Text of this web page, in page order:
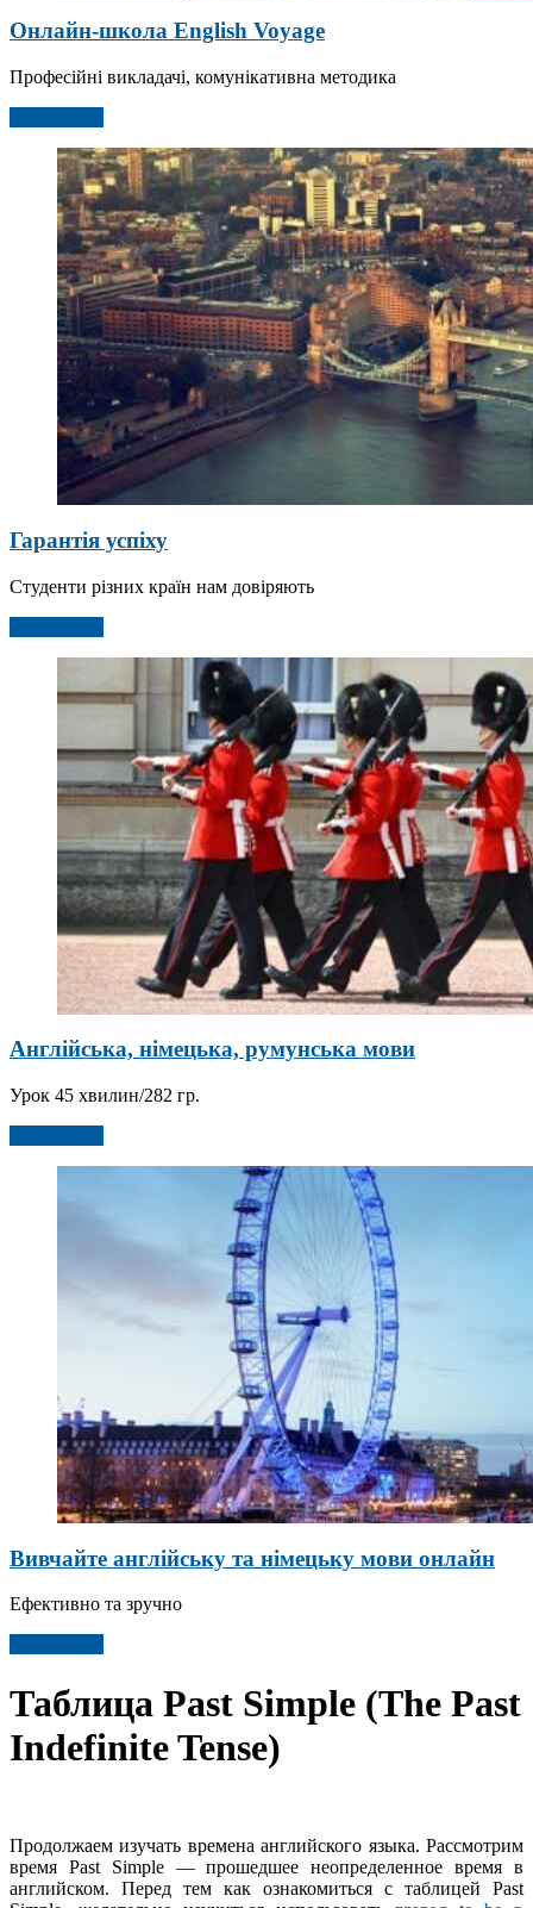
Онлайн-школа English Voyage
Професійні викладачі, комунікативна методика
Гарантія успіху
Студенти різних країн нам довіряють
Англійська, німецька, румунська мови
Урок 45 хвилин/282 гр.
Вивчайте англійську та німецьку мови онлайн
Ефективно та зручно
Таблица Past Simple (The Past
Indefinite Tense)
Продолжаем изучать времена английского языка. Рассмотрим
время Past Simple — прошедшее неопределенное время в
английском. Перед тем как ознакомиться с таблицей Past